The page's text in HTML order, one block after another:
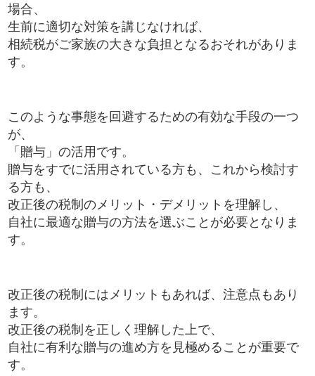
場合、
生前に適切な対策を講じなければ、
相続税がご家族の大きな負担となるおそれがありま
す。
このような事態を回避するための有効な手段の一つ
が、
「贈与」の活用です。
贈与をすでに活用されている方も、これから検討す
る方も、
改正後の税制のメリット・デメリットを理解し、
自社に最適な贈与の方法を選ぶことが必要となりま
す。
改正後の税制にはメリットもあれば、注意点もあり
ます。
改正後の税制を正しく理解した上で、
自社に有利な贈与の進め方を見極めることが重要で
す。